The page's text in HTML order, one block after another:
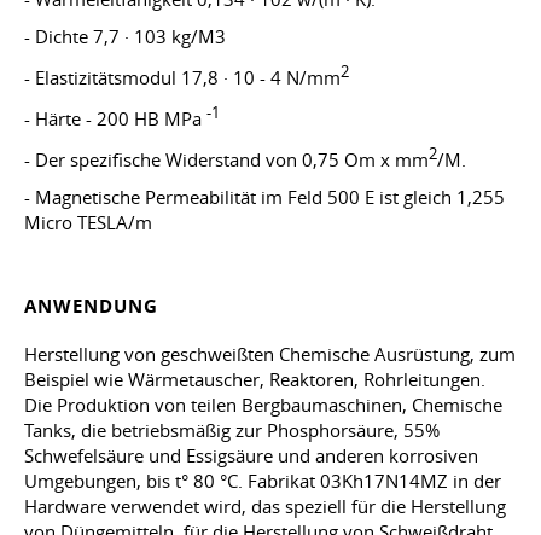
- Dichte 7,7 · 103 kg/M3
- Elastizitätsmodul 17,8 · 10 - 4 N/mm2
- Härte - 200 HB MPa -1
- Der spezifische Widerstand von 0,75 Om x mm2/M.
- Magnetische Permeabilität im Feld 500 E ist gleich 1,255
Micro TESLA/m
ANWENDUNG
Herstellung von geschweißten Chemische Ausrüstung, zum
Beispiel wie Wärmetauscher, Reaktoren, Rohrleitungen.
Die Produktion von teilen Bergbaumaschinen, Chemische
Tanks, die betriebsmäßig zur Phosphorsäure, 55%
Schwefelsäure und Essigsäure und anderen korrosiven
Umgebungen, bis t° 80 °C. Fabrikat 03Kh17N14MZ in der
Hardware verwendet wird, das speziell für die Herstellung